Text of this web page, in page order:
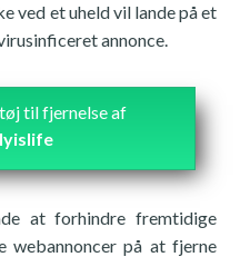
ved et uheld vil lande på et
annonce.
til fjernelse af
at forhindre fremtidige
webannoncer på at fjerne